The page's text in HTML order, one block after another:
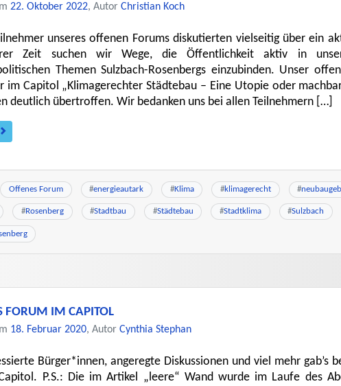
22. Oktober 2022, Autor Christian Koch
unseres offenen Forums diskutierten vielseitig über ein
Zeit suchen wir Wege, die Öffentlichkeit aktiv in
Themen Sulzbach-Rosenbergs einzubinden. Unser
im Capitol „Klimagerechter Städtebau – Eine Utopie oder
deutlich übertroffen. Wir bedanken uns bei allen Teilnehmern […]
Offenes Forum #energieautark #Klima #klimagerecht #
#Rosenberg #Stadtbau #Städtebau #Stadtklima #Sulzbach
FORUM IM CAPITOL
18. Februar 2020, Autor Cynthia Stephan
Bürger*innen, angeregte Diskussionen und viel mehr gab’s
P.S.: Die im Artikel „leere“ Wand wurde im Laufe des